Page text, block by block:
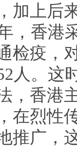
加上后
，香港
检疫，
人。这
，香港
在烈性
推广，